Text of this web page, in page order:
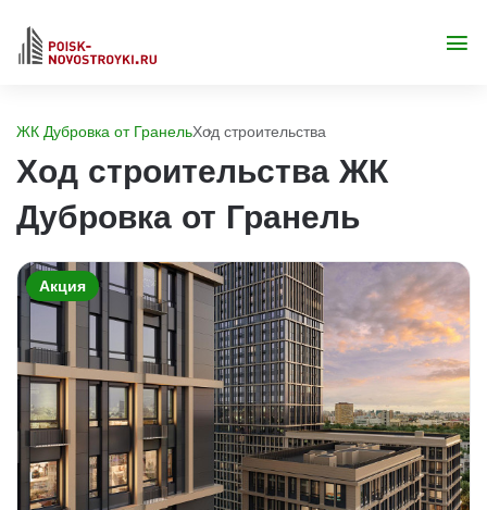
ЖК Дубровка от ГранельХод строительства
Ход строительства ЖК
Дубровка от Гранель
Акция